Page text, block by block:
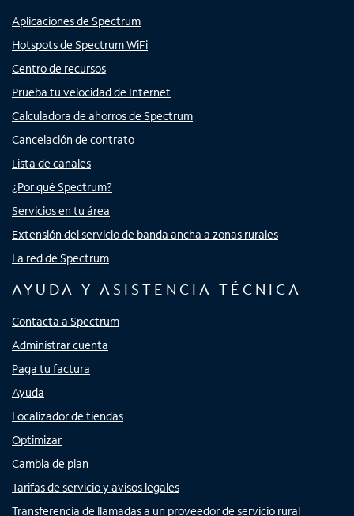
Aplicaciones de Spectrum
Hotspots de Spectrum WiFi
Centro de recursos
Prueba tu velocidad de Internet
Calculadora de ahorros de Spectrum
Cancelación de contrato
Lista de canales
¿Por qué Spectrum?
Servicios en tu área
Extensión del servicio de banda ancha a zonas rurales
La red de Spectrum
AYUDA Y ASISTENCIA TÉCNICA
Contacta a Spectrum
Administrar cuenta
Paga tu factura
Ayuda
Localizador de tiendas
Optimizar
Cambia de plan
Tarifas de servicio y avisos legales
Transferencia de llamadas a un proveedor de servicio rural